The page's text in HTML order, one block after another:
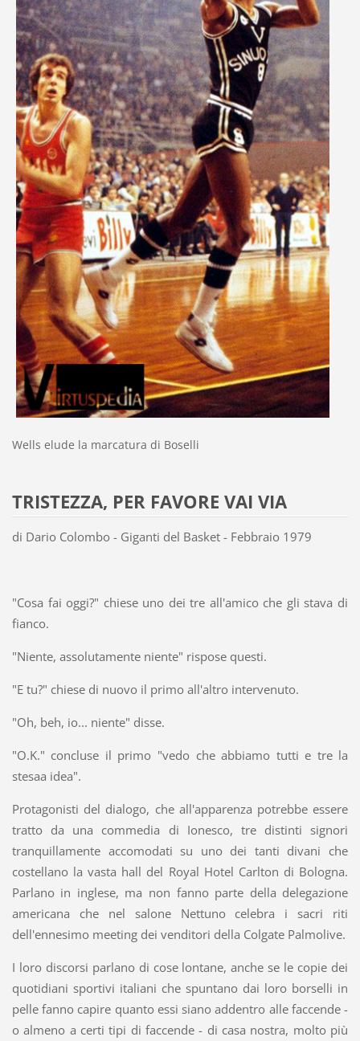
Wells elude la marcatura di Boselli
TRISTEZZA, PER FAVORE VAI VIA
di Dario Colombo - Giganti del Basket - Febbraio 1979
"Cosa fai oggi?" chiese uno dei tre all'amico che gli stava di
fianco.
"Niente, assolutamente niente" rispose questi.
"E tu?" chiese di nuovo il primo all'altro intervenuto.
"Oh, beh, io... niente" disse.
"O.K." concluse il primo "vedo che abbiamo tutti e tre la
stesaa idea".
Protagonisti del dialogo, che all'apparenza potrebbe essere
tratto da una commedia di Ionesco, tre distinti signori
tranquillamente accomodati su uno dei tanti divani che
costellano la vasta hall del Royal Hotel Carlton di Bologna.
Parlano in inglese, ma non fanno parte della delegazione
americana che nel salone Nettuno celebra i sacri riti
dell'ennesimo meeting dei venditori della Colgate Palmolive.
I loro discorsi parlano di cose lontane, anche se le copie dei
quotidiani sportivi italiani che spuntano dai loro borselli in
pelle fanno capire quanto essi siano addentro alle faccende -
o almeno a certi tipi di faccende - di casa nostra, molto più